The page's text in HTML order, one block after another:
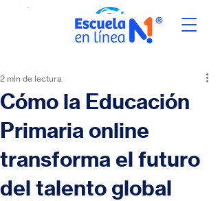
Cómo la Educación
Primaria online
transforma el futuro
del talento global
2 min de lectura